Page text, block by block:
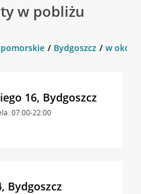
w pobliżu
Bydgoszcz w
16, Bydgoszcz
07:00-22:00
Bydgoszcz